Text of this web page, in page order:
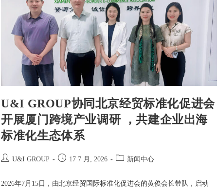
U&I GROUP协同北京经贸标准化促进会
开展厦门跨境产业调研 ，共建企业出海
标准化生态体系
U&I GROUP 17 7 月, 2026 新闻中心
2026年7月15日，由北京经贸国际标准化促进会的黄俊会长带队，启动